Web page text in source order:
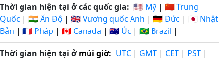
Thời gian hiện tại ở các quốc gia: 🇺🇸 Mỹ | 🇨🇳 Trung
Quốc | 🇮🇳 Ấn Độ | 🇬🇧 Vương quốc Anh | 🇩🇪 Đức | 🇯🇵 Nhật
Bản | 🇫🇷 Pháp | 🇨🇦 Canada | 🇦🇺 Úc | 🇧🇷 Brazil |
Thời gian hiện tại ởmúi giờ: UTC | GMT | CET | PST |